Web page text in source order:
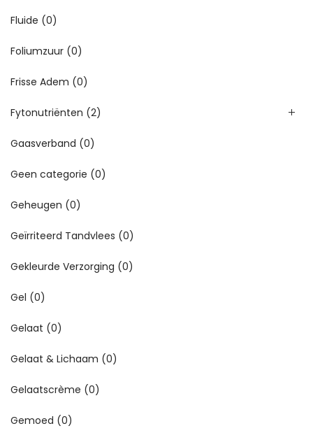
Fluide (0)
Foliumzuur (0)
Frisse Adem (0)
Fytonutriënten (2)
Gaasverband (0)
Geen categorie (0)
Geheugen (0)
Geïrriteerd Tandvlees (0)
Gekleurde Verzorging (0)
Gel (0)
Gelaat (0)
Gelaat & Lichaam (0)
Gelaatscrème (0)
Gemoed (0)